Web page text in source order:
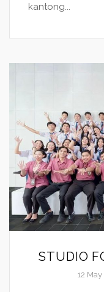
kantong...
STUDIO
12